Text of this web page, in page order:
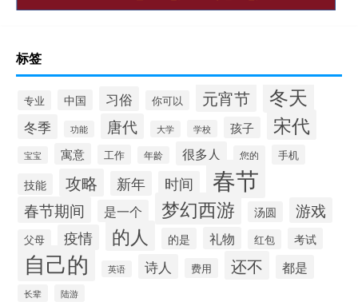
标签
专业 中国 习俗 你可以 元宵节 冬天
冬季 功能 唐代 大学 学校 孩子 宋代
宝宝 寓意 工作 年龄 很多人 您的 手机
技能 攻略 新年 时间 春节
春节期间 是一个 梦幻西游 汤圆 游戏
父母 疫情 的人 的是 礼物 红包 考试
自己的 英语 诗人 费用 还不 都是
长辈 陆游